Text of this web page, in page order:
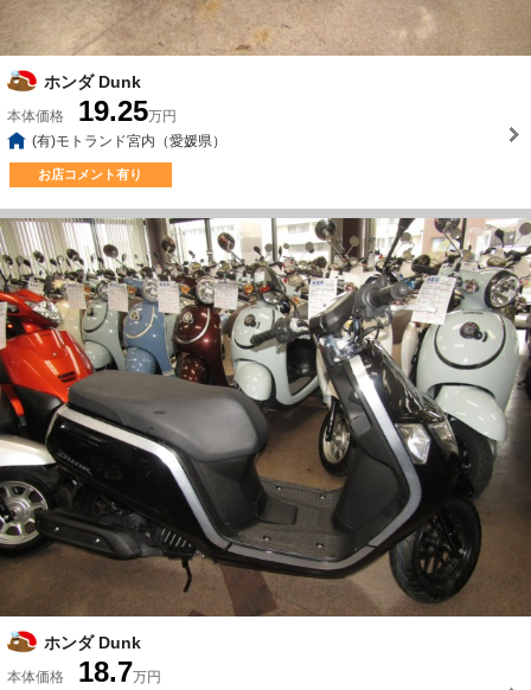
ホンダ Dunk
本体価格 19.25万円
(有)モトランド宮内（愛媛県）
お店コメント有り
ホンダ Dunk
本体価格 18.7万円